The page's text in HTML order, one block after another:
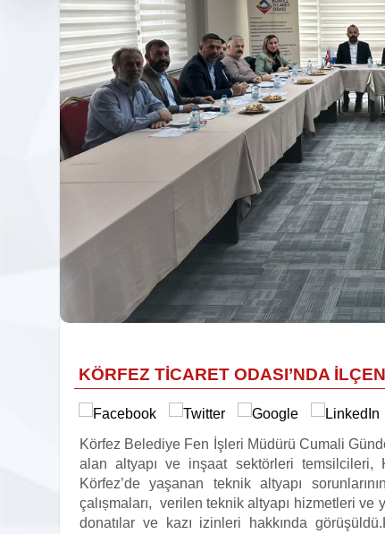
KÖRFEZ TİCARET ODASI’NDA
Körfez Belediye Fen İşleri Müdürü Cumali
alan altyapı ve inşaat sektörleri
Körfez’de yaşanan teknik altyapı
çalıșmaları, verilen teknik altyapı hizmetleri ve
donatılar ve kazı izinleri hakkında